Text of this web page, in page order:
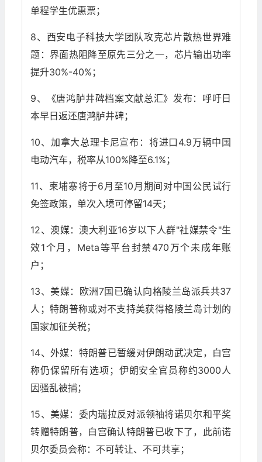
单程学生优惠票；
8、西安电子科技大学团队攻克芯片散热世界难
题：界面热阻降至原先三分之一，芯片输出功率
提升30%-40%；
9、《唐鸿胪井碑档案文献总汇》发布：呼吁日
本早日返还唐鸿胪井碑；
10、加拿大总理卡尼宣布：将进口4.9万辆中国
电动汽车，税率从100%降至6.1%；
11、柬埔寨将于6月至10月期间对中国公民试行
免签政策，单次入境可停留14天；
12、澳媒：澳大利亚16岁以下人群"社媒禁令"生
效1个月，Meta等平台封禁470万个未成年账
户；
13、美媒：欧洲7国已确认向格陵兰岛派兵共37
人；特朗普称或对不支持美获得格陵兰岛计划的
国家加征关税；
14、外媒：特朗普已暂缓对伊朗动武决定，白宫
称仍保留所有选项；伊朗安全官员称约3000人
因骚乱被捕；
15、美媒：委内瑞拉反对派领袖将诺贝尔和平奖
转赠特朗普，白宫确认特朗普已收下了，此前诺
贝尔委员会称：不可转让、不可共享；